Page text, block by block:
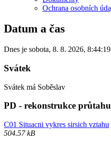
Ochrana osobních
Datum a čas
Dnes je sobota, 8. 8. 2026, 8:44:19
Svátek
Svátek má Soběslav
PD - rekonstrukce
C01 Situacni vykres sirsich vztahu
504.57 kB